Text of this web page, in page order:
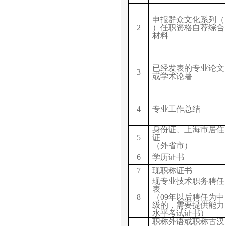
2
申报群众文化系列（
）任职资格自荐综合
材料
3
已经发表的专业论文
或学术论著
4 专业工作总结
5
身份证、上海市居住
证
（外省市）
6
学历证书
7
现职称证书
8
现专业技术职务聘任
表
（09年以后聘任为中
级的，需要提供能力
水平考试证书）
职称外语或职称古汉